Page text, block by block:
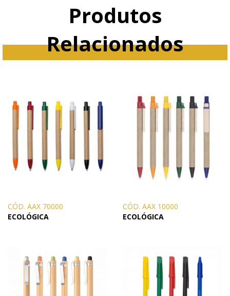
Produtos
Relacionados
CÓD. AAX 70000
ECOLÓGICA
CÓD. AAX 10000
ECOLÓGICA